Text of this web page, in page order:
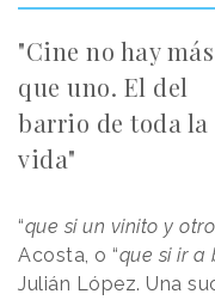
"Cine no hay más
que uno. El del
barrio de toda la
vida"
“que si un vinito y
Acosta, o “que si ir a
Julián López. Una